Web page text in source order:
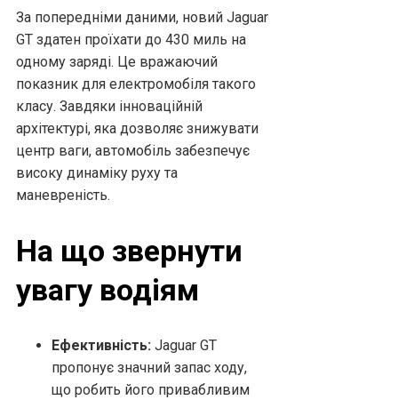
За попередніми даними, новий Jaguar
GT здатен проїхати до 430 миль на
одному заряді. Це вражаючий
показник для електромобіля такого
класу. Завдяки інноваційній
архітектурі, яка дозволяє знижувати
центр ваги, автомобіль забезпечує
високу динаміку руху та
маневреність.
На що звернути
увагу водіям
Ефективність: Jaguar GT
пропонує значний запас ходу,
що робить його привабливим